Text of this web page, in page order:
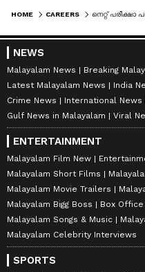
HOME CAREERS
NEWS
Malayalam News
Breaking
Latest Malayalam News
India
Crime News
International News
Gulf News in Malayalam
Viral
ENTERTAINMENT
Malayalam Film New
Malayalam Short Films
Malayalam Movie Trailers
Malayalam Bigg Boss
Box
Malayalam Songs & Music
Malayalam Celebrity Interviews
SPORTS